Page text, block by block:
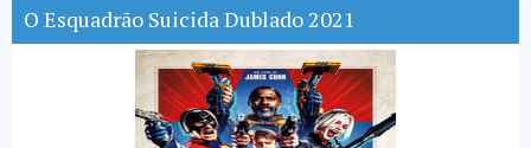
O Esquadrão Suicida Dublado 2021